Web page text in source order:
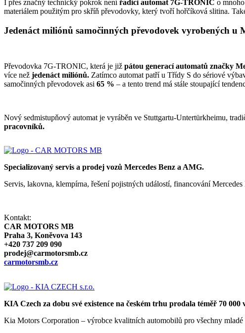
I přes značný technický pokrok nenířadící automat 7G-TRONIC o
materiálem použitým pro skříň převodovky, který tvoří hořčíková slitina.
Jedenáct miliónů samočinných převodovek vyrobených u
Převodovka 7G-TRONIC, která je již pátou generací automatů značky
více než jedenáct miliónů. Zatímco automat patří u Třídy S do sériové
samočinných převodovek asi 65 % – a tento trend má stále stoupající
Nový sedmistupňový automat je vyráběn ve Stuttgartu-Untertürkheimu,
pracovníků.
Specializovaný servis a prodej vozů Mercedes Benz a AMG.
Servis, lakovna, klempírna, řešení pojistných událostí, financování
Kontakt:
CAR MOTORS MB
Praha 3, Koněvova 143
+420 737 209 090
prodej@carmotorsmb.cz
carmotorsmb.cz
KIA Czech za dobu své existence na českém trhu prodala téměř 70 000
Kia Motors Corporation – výrobce kvalitních automobilů pro všechny mladé